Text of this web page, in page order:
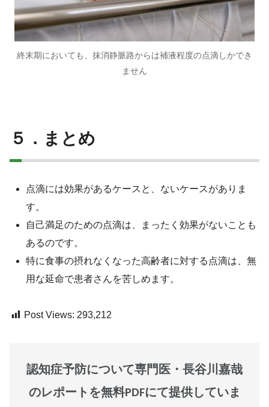
終末期においても、抹消静脈路からは補液程度の点滴しかでき
ません
５．まとめ
点滴には効果があるケースと、ないケースがありま
す。
自己満足のための点滴は、まったく効果がないことも
あるのです。
特に食事の摂れなくなった高齢者に対する点滴は、無
用な延命で患者さんを苦しめます。
Post Views: 293,212
認知症予防について専門医・長谷川嘉哉
のレポートを無料PDFにて提供していま